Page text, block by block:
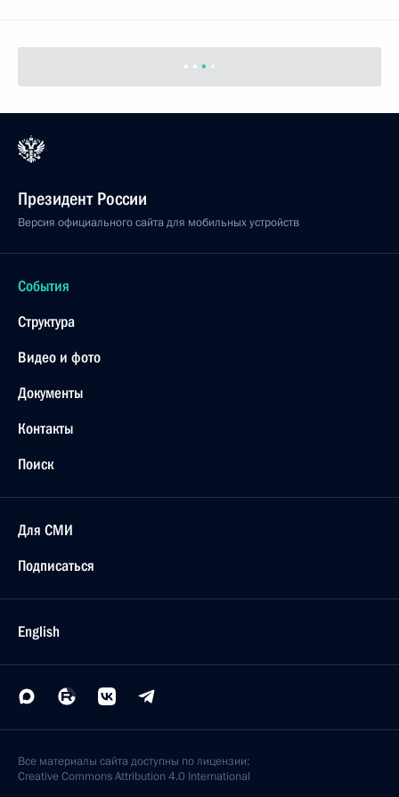
Президент России
Версия официального сайта для мобильных устройств
События
Структура
Видео и фото
Документы
Контакты
Поиск
Для СМИ
Подписаться
English
Все материалы сайта доступны по лицензии:
Creative Commons Attribution 4.0 International